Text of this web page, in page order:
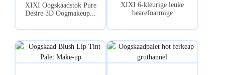
XIXI Oogskaadstok Pure
Desire 3D Oogmakeup...
XIXI 6-kleurige leuke
bearefoarmige